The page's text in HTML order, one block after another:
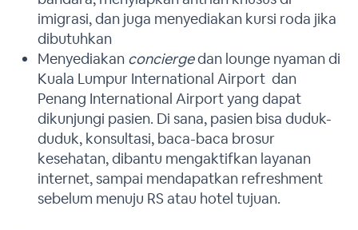
imigrasi, dan juga menyediakan kursi roda jika
dibutuhkan
Menyediakan conciergedan lounge nyaman di
Kuala Lumpur International Airport dan
Penang International Airport yang dapat
dikunjungi pasien. Di sana, pasien bisa duduk-
duduk, konsultasi, baca-baca brosur
kesehatan, dibantu mengaktifkan layanan
internet, sampai mendapatkan refreshment
sebelum menuju RS atau hotel tujuan.